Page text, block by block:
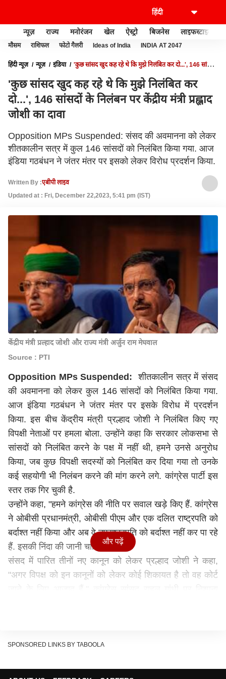
न्यूज़ राज्य मनोरंजन खेल ऐस्ट्रो बिजनेस लाइफस्टाइल
मौसम राशिफल फोटो गैलरी Ideas of India INDIA AT 2047
हिंदी न्यूज़ न्यूज़ इंडिया
'कुछ सांसद खुद कह रहे थे कि मुझे निलंबित कर दो...', 146 सांसदों
'कुछ सांसद खुद कह रहे थे कि मुझे निलंबित कर
दो...', 146 सांसदों के निलंबन पर केंद्रीय मंत्री प्रह्लाद
जोशी का दावा
Opposition MPs Suspended: संसद की अवमानना को लेकर
शीतकालीन सत्र में कुल 146 सांसदों को निलंबित किया गया. आज
इंडिया गठबंधन ने जंतर मंतर पर इसको लेकर विरोध प्रदर्शन किया.
Written By :एबीपी लाइव
Updated at : Fri, December 22,2023, 5:41 pm (IST)
केंद्रीय मंत्री प्रल्हाद जोशी और राज्य मंत्री अर्जुन राम मेघवाल
Source : PTI
Opposition MPs Suspended: शीतकालीन सत्र में संसद
की अवमानना को लेकर कुल 146 सांसदों को निलंबित किया गया.
आज इंडिया गठबंधन ने जंतर मंतर पर इसके विरोध में प्रदर्शन
किया. इस बीच केंद्रीय मंत्री प्रल्हाद जोशी ने निलंबित किए गए
विपक्षी नेताओं पर हमला बोला. उन्होंने कहा कि सरकार लोकसभा से
सांसदों को निलंबित करने के पक्ष में नहीं थी, हमने उनसे अनुरोध
किया, जब कुछ विपक्षी सदस्यों को निलंबित कर दिया गया तो उनके
कई सहयोगी भी निलंबन करने की मांग करने लगे. कांग्रेस पार्टी इस
स्तर तक गिर चुकी है.
उन्होंने कहा, "हमने कांग्रेस की नीति पर सवाल खड़े किए हैं. कांग्रेस
ने ओबीसी प्रधानमंत्री, ओबीसी पीएम और एक दलित राष्ट्रपति को
बर्दाश्त नहीं किया और अब वे उपराष्ट्रपति को बर्दाश्त नहीं कर पा रहे
हैं. इसकी निंदा की जानी चाहिए."
संसद में पारित तीनों नए कानून को लेकर प्रल्हाद जोशी ने कहा,
"अगर विपक्ष को इन कानूनों को लेकर कोई शिकायत है तो वह कोर्ट
इस दौरान वहां मौजूद संसदीय कार्य राज्य मंत्री अर्जुन राम मेघवाल ने
और पढ़ें
SPONSORED LINKS BY TABOOLA